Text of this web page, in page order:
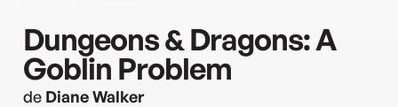
Dungeons & Dragons: A
Goblin Problem
de Diane Walker